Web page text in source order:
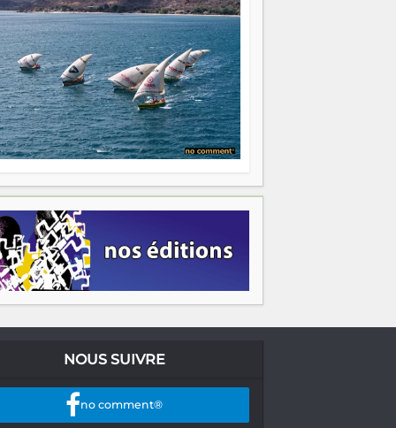
NOUS SUIVRE
no comment®